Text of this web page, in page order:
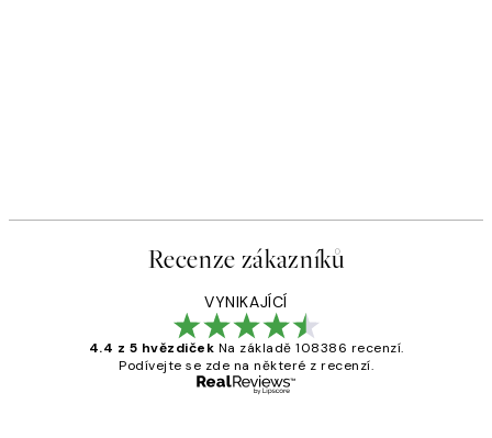
Recenze zákazníků
VYNIKAJÍCÍ
4.4 z 5 hvězdiček Na základě 108386 recenzí.
Podívejte se zde na některé z recenzí.